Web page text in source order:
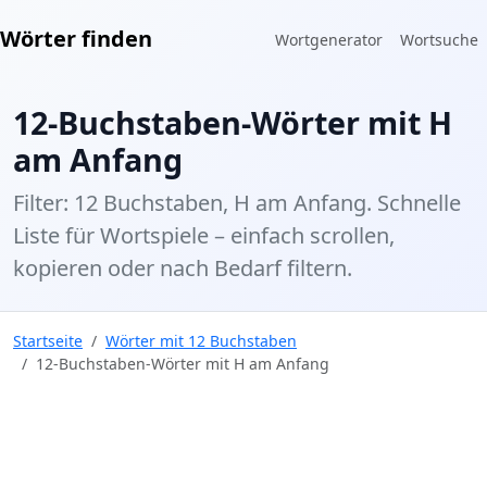
Wörter finden Wortgenerator Wortsuche
12-Buchstaben-Wörter mit H
am Anfang
Filter: 12 Buchstaben, H am Anfang. Schnelle
Liste für Wortspiele – einfach scrollen,
kopieren oder nach Bedarf filtern.
Startseite
Wörter mit 12 Buchstaben
12-Buchstaben-Wörter mit H am Anfang